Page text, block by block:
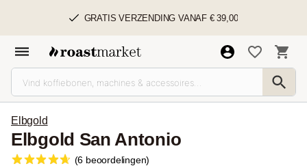
GRATIS VERZENDING VANAF € 39,00
Elbgold
Elbgold San Antonio
(6 beoordelingen)